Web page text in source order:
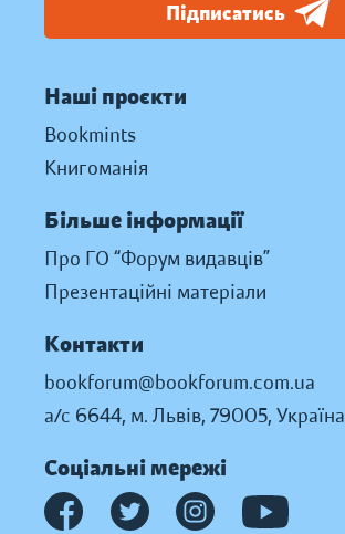
Підписатись
Наші проєкти
Bookmints
Книгоманія
Більше інформації
Про ГО “Форум видавців”
Презентаційні матеріали
Контакти
bookforum@bookforum.com.ua
а/с 6644, м. Львів, 79005, Україна
Соціальні мережі